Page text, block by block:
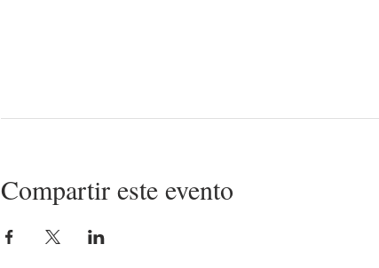
Compartir este evento